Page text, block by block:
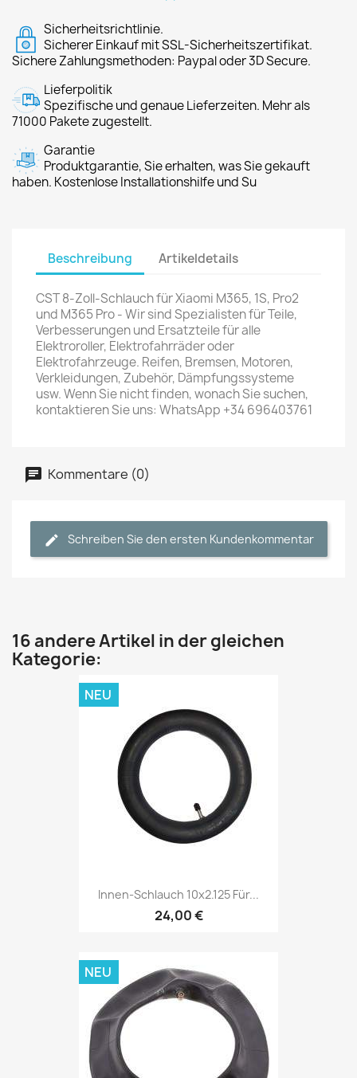
Sicherheitsrichtlinie.
Sicherer Einkauf mit SSL-Sicherheitszertifikat.
Sichere Zahlungsmethoden: Paypal oder 3D Secure.
Lieferpolitik
Spezifische und genaue Lieferzeiten. Mehr als
71000 Pakete zugestellt.
Garantie
Produktgarantie, Sie erhalten, was Sie gekauft
haben. Kostenlose Installationshilfe und Su
Beschreibung Artikeldetails
CST 8-Zoll-Schlauch für Xiaomi M365, 1S, Pro2
und M365 Pro - Wir sind Spezialisten für Teile,
Verbesserungen und Ersatzteile für alle
Elektroroller, Elektrofahrräder oder
Elektrofahrzeuge. Reifen, Bremsen, Motoren,
Verkleidungen, Zubehör, Dämpfungssysteme
usw. Wenn Sie nicht finden, wonach Sie suchen,
kontaktieren Sie uns: WhatsApp +34 696403761
Kommentare (0)
Schreiben Sie den ersten Kundenkommentar
16 andere Artikel in der gleichen
Kategorie:
Innen-Schlauch 10x2.125 Für...
24,00 €
NEU
NEU